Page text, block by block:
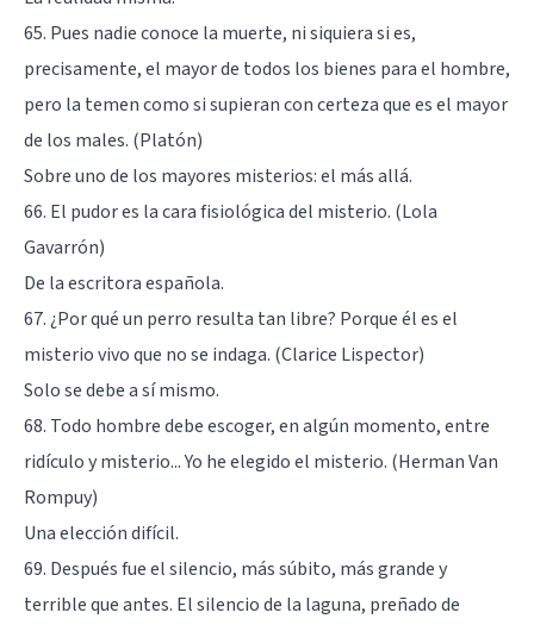
65. Pues nadie conoce la muerte, ni siquiera si es,
precisamente, el mayor de todos los bienes para el hombre,
pero la temen como si supieran con certeza que es el mayor
de los males. (Platón)
Sobre uno de los mayores misterios: el más allá.
66. El pudor es la cara fisiológica del misterio. (Lola
Gavarrón)
De la escritora española.
67. ¿Por qué un perro resulta tan libre? Porque él es el
misterio vivo que no se indaga. (Clarice Lispector)
Solo se debe a sí mismo.
68. Todo hombre debe escoger, en algún momento, entre
ridículo y misterio... Yo he elegido el misterio. (Herman Van
Rompuy)
Una elección difícil.
69. Después fue el silencio, más súbito, más grande y
terrible que antes. El silencio de la laguna, preñado de